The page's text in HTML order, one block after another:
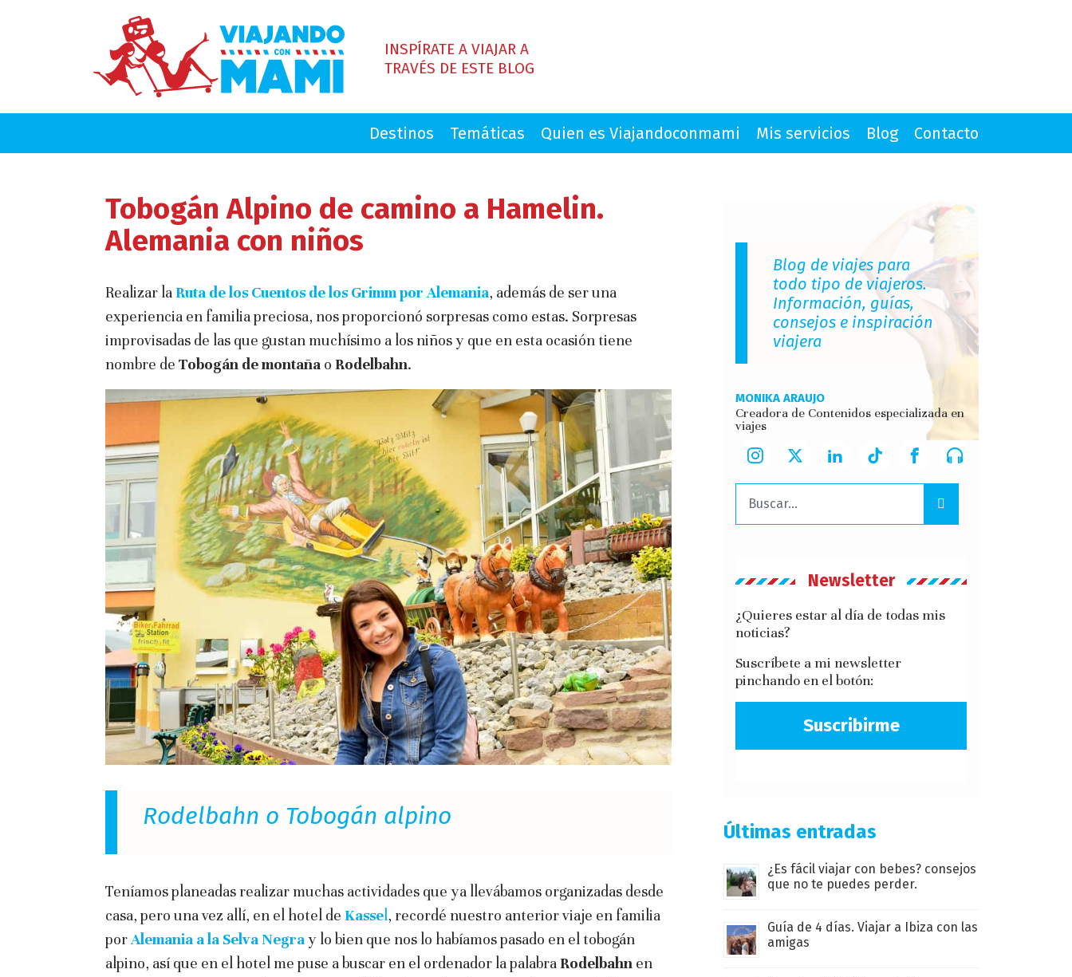
INSPÍRATE A VIAJAR A
TRAVÉS DE ESTE BLOG
Destinos Temáticas Quien es Viajandoconmami Mis servicios Blog Contacto
Tobogán Alpino de camino a Hamelin.
Alemania con niños
Realizar la Ruta de los Cuentos de los Grimm por Alemania, además de ser una
experiencia en familia preciosa, nos proporcionó sorpresas como estas. Sorpresas
improvisadas de las que gustan muchísimo a los niños y que en esta ocasión tiene
nombre de Tobogán de montaña o Rodelbahn.
Rodelbahn o Tobogán alpino
Teníamos planeadas realizar muchas actividades que ya llevábamos organizadas desde
casa, pero una vez allí, en el hotel de Kassel, recordé nuestro anterior viaje en familia
porAlemania a la Selva Negray lo bien que nos lo habíamos pasado en el tobogán
alpino, así que en el hotel me puse a buscar en el ordenador la palabra Rodelbahn en
Blog de viajes para
todo tipo de viajeros.
Información, guías,
consejos e inspiración
viajera
MONIKA ARAUJO
Creadora de Contenidos especializada en
viajes
Buscar:
Newsletter
¿Quieres estar al día de todas mis
noticias?
Suscríbete a mi newsletter
pinchando en el botón:
Suscribirme
Últimas entradas
¿Es fácil viajar con bebes? consejos
que no te puedes perder.
Guía de 4 días. Viajar a Ibiza con las
amigas